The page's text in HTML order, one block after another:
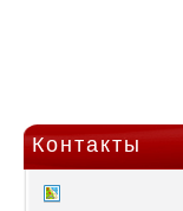
Контакты